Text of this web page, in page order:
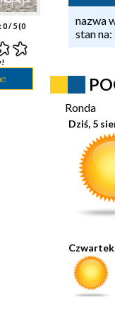
0/ 5 (0
nazwa
stan
Ronda
Dziś, 5